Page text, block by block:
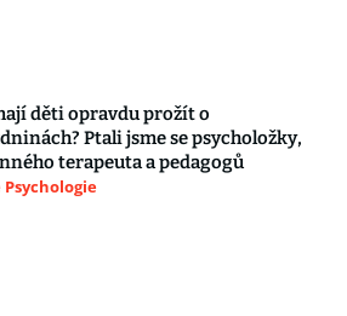
děti opravdu prožít o
Ptali jsme se psycholožky,
terapeuta a pedagogů
Psychologie